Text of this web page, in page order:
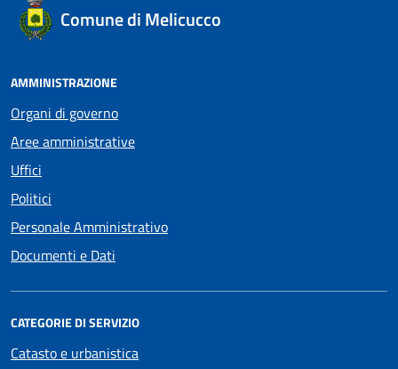
Comune di Melicucco
AMMINISTRAZIONE
Organi di governo
Aree amministrative
Uffici
Politici
Personale Amministrativo
Documenti e Dati
CATEGORIE DI SERVIZIO
Catasto e urbanistica